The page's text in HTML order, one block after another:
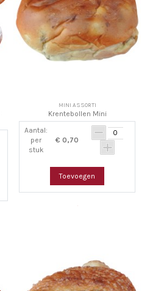
MINI ASSORTI
Krentebollen Mini
Aantal:
per
stuk
€ 0,70
Toevoegen